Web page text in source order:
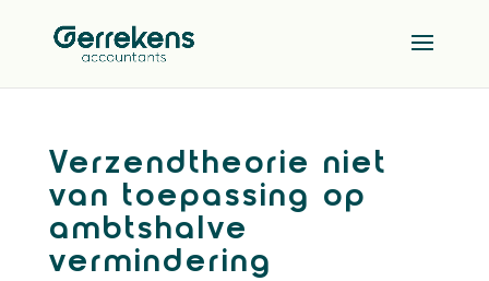
Verzendtheorie niet
van toepassing op
ambtshalve
vermindering